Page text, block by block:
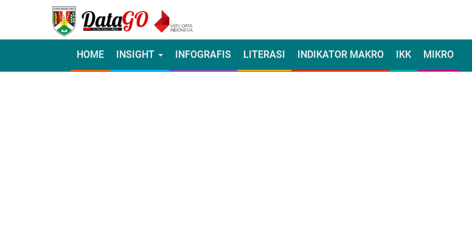
HOME INSIGHT INFOGRAFIS LITERASI INDIKATOR MAKRO IKK MIKRO